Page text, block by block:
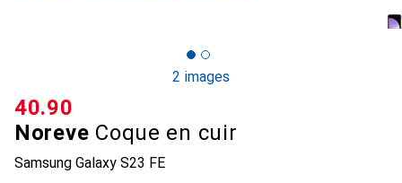
2 images
Noreve Coque en cuir
Samsung Galaxy S23 FE
CHF
40.90